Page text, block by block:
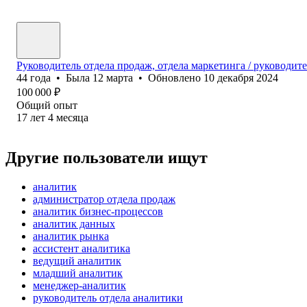
Руководитель отдела продаж, отдела маркетинга /
44 года • Была 12 марта • Обновлено 10 декабря 2024
100 000 ₽
Общий опыт
17 лет 4 месяца
Другие пользователи ищут
аналитик
администратор отдела продаж
аналитик бизнес-процессов
аналитик данных
аналитик рынка
ассистент аналитика
ведущий аналитик
младший аналитик
менеджер-аналитик
руководитель отдела аналитики